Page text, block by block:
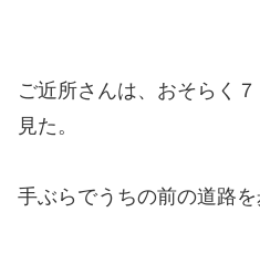
ご近所さんは、おそらく
見た。
手ぶらでうちの前の道路を